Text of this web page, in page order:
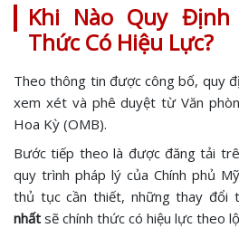
Khi Nào Quy
Thức Có Hiệu Lực?
Theo thông tin được công bố, quy
xem xét và phê duyệt từ Văn
Hoa Kỳ (OMB).
Bước tiếp theo là được đăng tải
quy trình pháp lý của Chính phủ
thủ tục cần thiết, những thay đổi
nhất sẽ chính thức có hiệu lực theo